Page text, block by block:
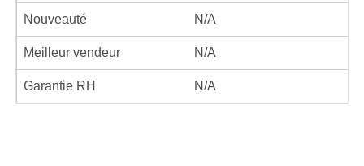
Nouveauté N/A
Meilleur vendeur N/A
Garantie RH N/A